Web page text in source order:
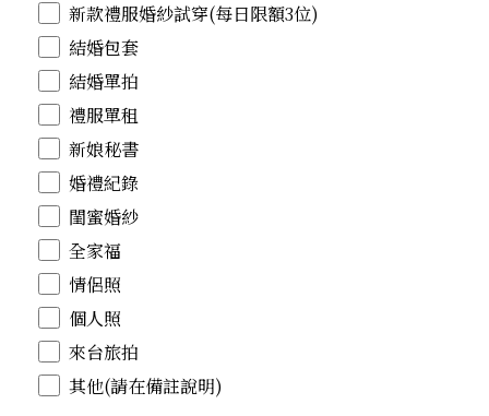
新款禮服婚紗試穿(每日限額3位)
結婚包套
結婚單拍
禮服單租
新娘秘書
婚禮紀錄
閨蜜婚紗
全家福
情侶照
個人照
來台旅拍
其他(請在備註說明)